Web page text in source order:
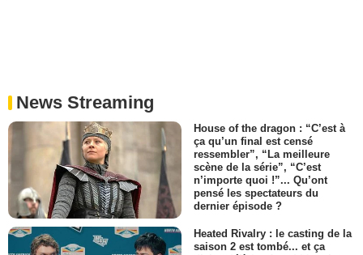
News Streaming
House of the dragon : “C’est à
ça qu’un final est censé
ressembler”, “La meilleure
scène de la série”, “C’est
n’importe quoi !”... Qu’ont
pensé les spectateurs du
dernier épisode ?
Heated Rivalry : le casting de la
saison 2 est tombé... et ça